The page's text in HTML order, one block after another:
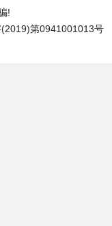
!
第0941001013号